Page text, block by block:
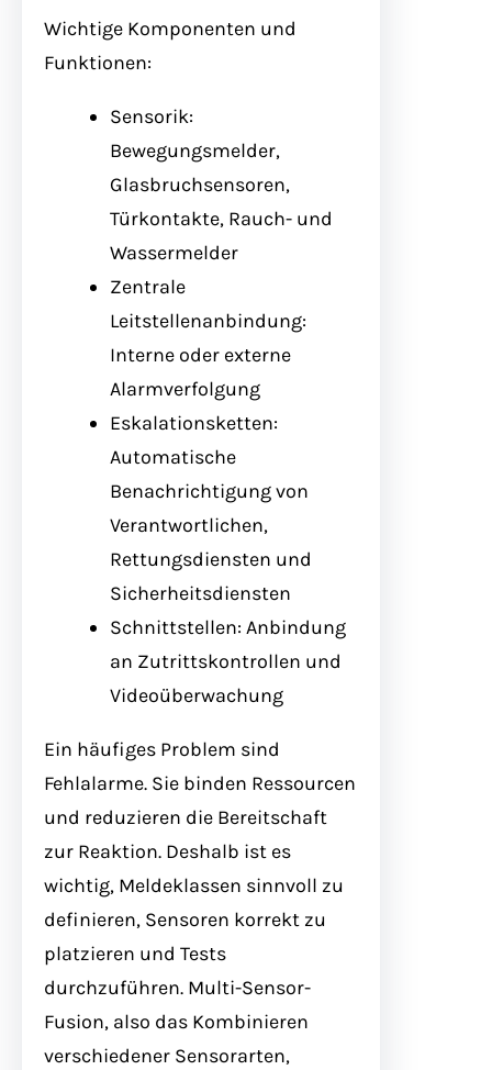
Wichtige Komponenten und
Funktionen:
Sensorik:
Bewegungsmelder,
Glasbruchsensoren,
Türkontakte, Rauch- und
Wassermelder
Zentrale
Leitstellenanbindung:
Interne oder externe
Alarmverfolgung
Eskalationsketten:
Automatische
Benachrichtigung von
Verantwortlichen,
Rettungsdiensten und
Sicherheitsdiensten
Schnittstellen: Anbindung
an Zutrittskontrollen und
Videoüberwachung
Ein häufiges Problem sind
Fehlalarme. Sie binden Ressourcen
und reduzieren die Bereitschaft
zur Reaktion. Deshalb ist es
wichtig, Meldeklassen sinnvoll zu
definieren, Sensoren korrekt zu
platzieren und Tests
durchzuführen. Multi-Sensor-
Fusion, also das Kombinieren
verschiedener Sensorarten,